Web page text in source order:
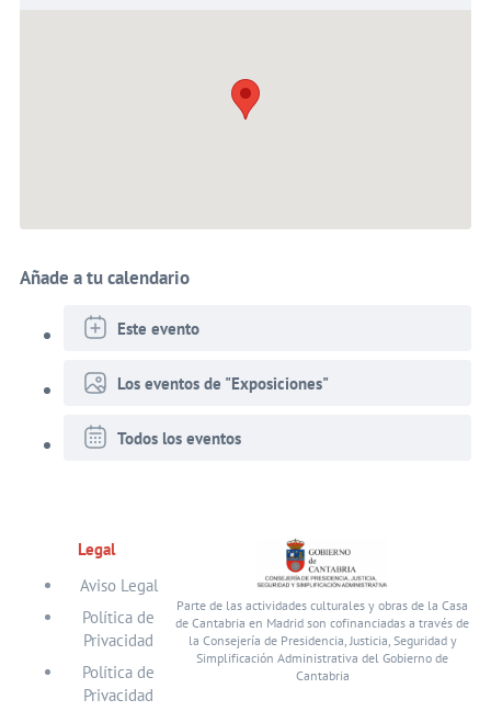
Añade a tu calendario
Este evento
Los eventos de "Exposiciones"
Todos los eventos
Legal
Aviso Legal
Política de
Privacidad
Política de
Privacidad
Parte de las actividades culturales y obras de la Casa
de Cantabria en Madrid son cofinanciadas a través de
la Consejería de Presidencia, Justicia, Seguridad y
Simplificación Administrativa del Gobierno de
Cantabria